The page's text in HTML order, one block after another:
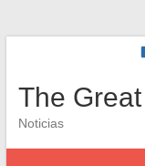
The
Noticias